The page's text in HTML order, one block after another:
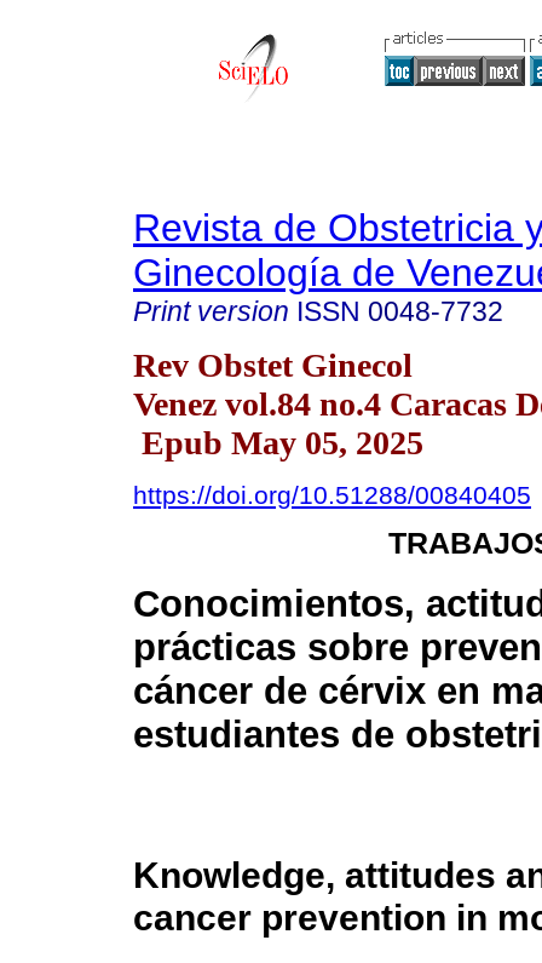
Revista de Obstetricia
Ginecología de
Print version ISSN 0048-7732
Rev Obstet Ginecol
Venez vol.84 no.4 Caracas
Epub May 05, 2025
https://doi.org/10.51288/00840405
Conocimientos,
prácticas sobre
cáncer de cérvix en
estudiantes de
Knowledge, attitudes
cancer prevention in